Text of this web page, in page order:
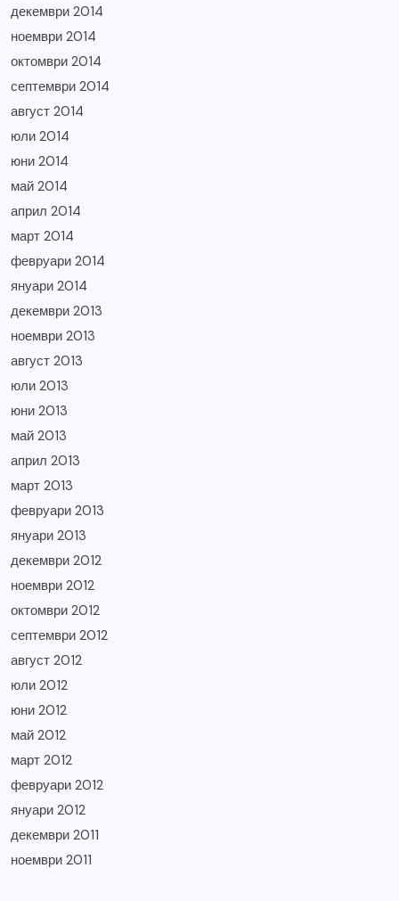
декември 2014
ноември 2014
октомври 2014
септември 2014
август 2014
юли 2014
юни 2014
май 2014
април 2014
март 2014
февруари 2014
януари 2014
декември 2013
ноември 2013
август 2013
юли 2013
юни 2013
май 2013
април 2013
март 2013
февруари 2013
януари 2013
декември 2012
ноември 2012
октомври 2012
септември 2012
август 2012
юли 2012
юни 2012
май 2012
март 2012
февруари 2012
януари 2012
декември 2011
ноември 2011